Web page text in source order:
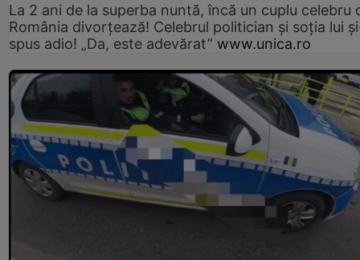
La 2 ani de la superba nuntă, încă un cuplu celebru
România divorțează! Celebrul politician și soția lui
spus adio! „Da, este adevărat” www.unica.ro